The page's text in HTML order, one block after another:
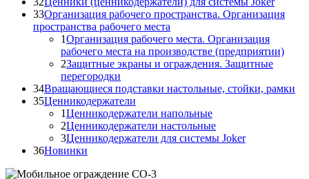
33Организация рабочего пространства. Организация
пространства рабочего места
1Организация рабочего места. Организация
рабочего места на производстве (предприятии)
2Защитные экраны и ограждения. Защитные
перегородки
34Вращающиеся подставки настольные, стойки, рамки
35Ценникодержатели
1Ценникодержатели напольные
2Ценникодержатели настольные
3Ценникодержатели для системы Joker
36Новинки